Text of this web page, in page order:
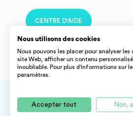
CENTRE D'AIDE
Des offres de logement
Nous utilisons des cookies
Nous pouvons les placer pour analyser
site Web, afficher un contenu
inoubliable. Pour plus d'informations sur
paramètres.
Accepter tout Non,